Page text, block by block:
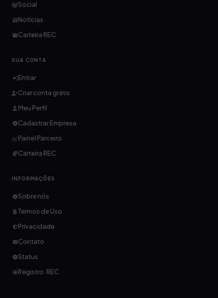
Social
Notícias
Carteira REC
SUA CONTA
Entrar
Criar conta grátis
Meu Perfil
Cadastrar Empresa
Painel Parceiro
Carteira REC
INFORMAÇÕES
Sobre nós
Termos de Uso
Privacidade
Contato
Status
Registro .REC